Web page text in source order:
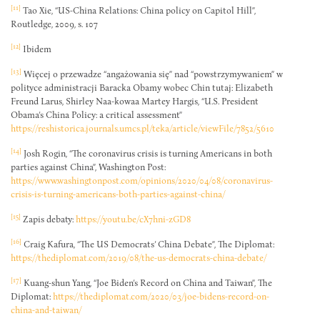
[11] Tao Xie, “US-China Relations: China policy on Capitol Hill”,
Routledge, 2009, s. 107
[12] Ibidem
[13] Więcej o przewadze “angażowania się” nad “powstrzymywaniem” w
polityce administracji Baracka Obamy wobec Chin tutaj: Elizabeth
Freund Larus, Shirley Naa-kowaa Martey Hargis, “U.S. President
Obama’s China Policy: a critical assessment”
https://reshistorica.journals.umcs.pl/teka/article/viewFile/7852/5610
[14] Josh Rogin, “The coronavirus crisis is turning Americans in both
parties against China”, Washington Post:
https://www.washingtonpost.com/opinions/2020/04/08/coronavirus-
crisis-is-turning-americans-both-parties-against-china/
[15] Zapis debaty:https://youtu.be/cX7hni-zGD8
[16] Craig Kafura, “The US Democrats’ China Debate”, The Diplomat:
https://thediplomat.com/2019/08/the-us-democrats-china-debate/
[17] Kuang-shun Yang, “Joe Biden’s Record on China and Taiwan”, The
Diplomat:https://thediplomat.com/2020/03/joe-bidens-record-on-
china-and-taiwan/